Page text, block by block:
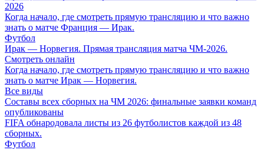
2026
Когда начало, где смотреть прямую трансляцию и что важно
знать о матче Франция — Ирак.
Футбол
Ирак — Норвегия. Прямая трансляция матча ЧМ-2026.
Смотреть онлайн
Когда начало, где смотреть прямую трансляцию и что важно
знать о матче Ирак — Норвегия.
Все виды
Составы всех сборных на ЧМ 2026: финальные заявки команд
опубликованы
FIFA обнародовала листы из 26 футболистов каждой из 48
сборных.
Футбол